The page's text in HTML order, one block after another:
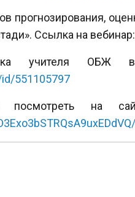
прогнозирования,
Ссылка на вебинар:
учителя
551105797
посмотреть на